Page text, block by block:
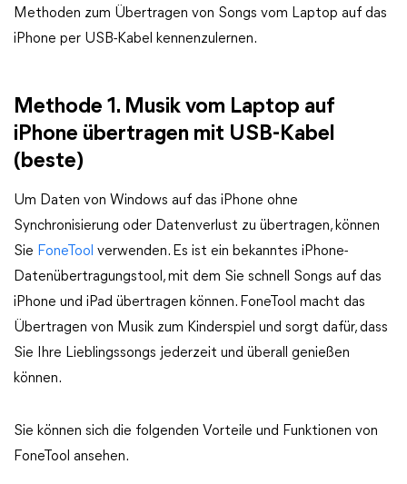
Methoden zum Übertragen von Songs vom Laptop auf das
iPhone per USB-Kabel kennenzulernen.
Methode 1. Musik vom Laptop auf
iPhone übertragen mit USB-Kabel
(beste)
Um Daten von Windows auf das iPhone ohne
Synchronisierung oder Datenverlust zu übertragen, können
Sie FoneTool verwenden. Es ist ein bekanntes iPhone-
Datenübertragungstool, mit dem Sie schnell Songs auf das
iPhone und iPad übertragen können. FoneTool macht das
Übertragen von Musik zum Kinderspiel und sorgt dafür, dass
Sie Ihre Lieblingssongs jederzeit und überall genießen
können.
Sie können sich die folgenden Vorteile und Funktionen von
FoneTool ansehen.